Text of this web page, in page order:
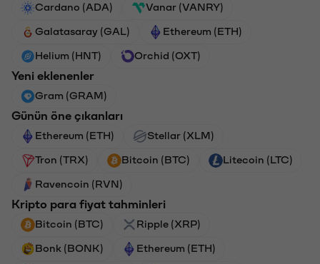
Cardano (ADA) Vanar (VANRY)
Galatasaray (GAL) Ethereum (ETH)
Helium (HNT) Orchid (OXT)
Yeni eklenenler
Gram (GRAM)
Günün öne çıkanları
Ethereum (ETH) Stellar (XLM)
Tron (TRX) Bitcoin (BTC) Litecoin (LTC)
Ravencoin (RVN)
Kripto para fiyat tahminleri
Bitcoin (BTC) Ripple (XRP)
Bonk (BONK) Ethereum (ETH)